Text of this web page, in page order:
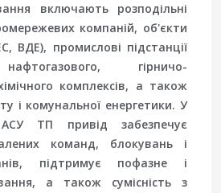
включають розподільні
компаній, об'єкти
ВДЕ), промислові підстанції
гірничо-
комплексів, а також
і комунальної енергетики. У
ТП привід забезпечує
команд, блокувань і
підтримує пофазне і
а також сумісність з